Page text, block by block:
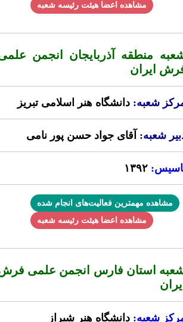
مشاهده اعضا هیئت رئیسه شعبه
منطقه آذربایجان انجمن علمی
ایران
شعبه:دانشگاه هنر اسلامی تبریز
شعبه:آقای جواد حسن پور نامی
۱۳۹۲
مشاهده مهمترین فعالیت‌های انجام شده
مشاهده اعضا هیئت رئیسه شعبه
استان فارس انجمن علمی فرش
شعبه:دانشگاه هنر شیراز